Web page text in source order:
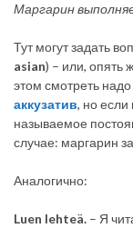
Маргарин
Тут могут задать
asian) – или, опять
этом смотреть
аккузатив, но если
называемое
случае: маргарин
Аналогично:
Luen lehteä. – Я